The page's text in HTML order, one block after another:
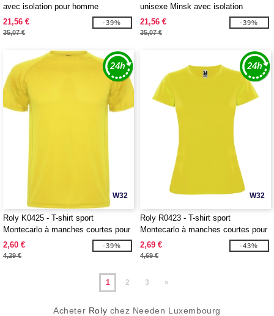
avec isolation pour homme
21,56 €
35,07 €
-39%
unisexe Minsk avec isolation
21,56 €
35,07 €
-39%
W32
Roly K0425 - T-shirt sport
Montecarlo à manches courtes pour
enfant
2,60 €
4,29 €
-39%
W32
Roly R0423 - T-shirt sport
Montecarlo à manches courtes pour
femme
2,69 €
4,69 €
-43%
1 2 3 »
Acheter Roly chez Needen Luxembourg